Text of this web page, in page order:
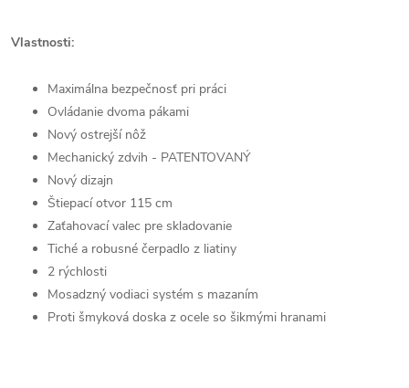
Vlastnosti:
Maximálna bezpečnosť pri práci
Ovládanie dvoma pákami
Nový ostrejší nôž
Mechanický zdvih - PATENTOVANÝ
Nový dizajn
Štiepací otvor 115 cm
Zaťahovací valec pre skladovanie
Tiché a robusné čerpadlo z liatiny
2 rýchlosti
Mosadzný vodiaci systém s mazaním
Proti šmyková doska z ocele so šikmými hranami